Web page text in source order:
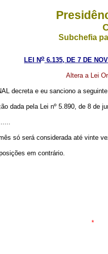
Subchefia
LEI No 6.135, DE 7 DE
Altera a Lei
decreta e eu sanciono a
dada pela Lei nº 5.890, de 8 de
só será considerada até vinte
em contrário.
*